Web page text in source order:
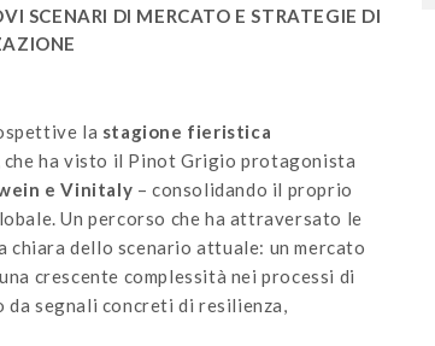
SCENARI DI MERCATO E STRATEGIE DI
la stagione fieristica
che ha visto il Pinot Grigio protagonista
e Vinitaly – consolidando il proprio
Un percorso che ha attraversato le
dello scenario attuale: un mercato
crescente complessità nei processi di
da segnali concreti di resilienza,